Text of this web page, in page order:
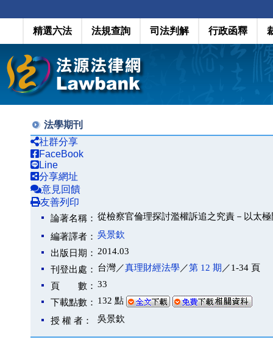
精選六法 法規查詢 司法判解 行政函釋
法學期刊
社群分享
FaceBook
Line
分享網址
意見回饋
友善列印
論著名稱： 從檢察官倫理探討濫權訴追之究責－以太
編著譯者： 吳景欽
出版日期： 2014.03
刊登出處： 台灣／真理財經法學／第 12 期 ／1-34 頁
頁 數： 33
下載點數： 132 點
授 權 者： 吳景欽